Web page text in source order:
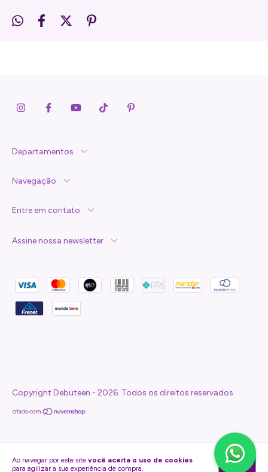
Ao navegar por este site você aceita o uso de cookies
para agilizar a sua experiência de compra.
Entendi
Departamentos
Navegação
Entre em contato
Assine nossa newsletter
Copyright Debuteen - 2026. Todos os direitos reservados.